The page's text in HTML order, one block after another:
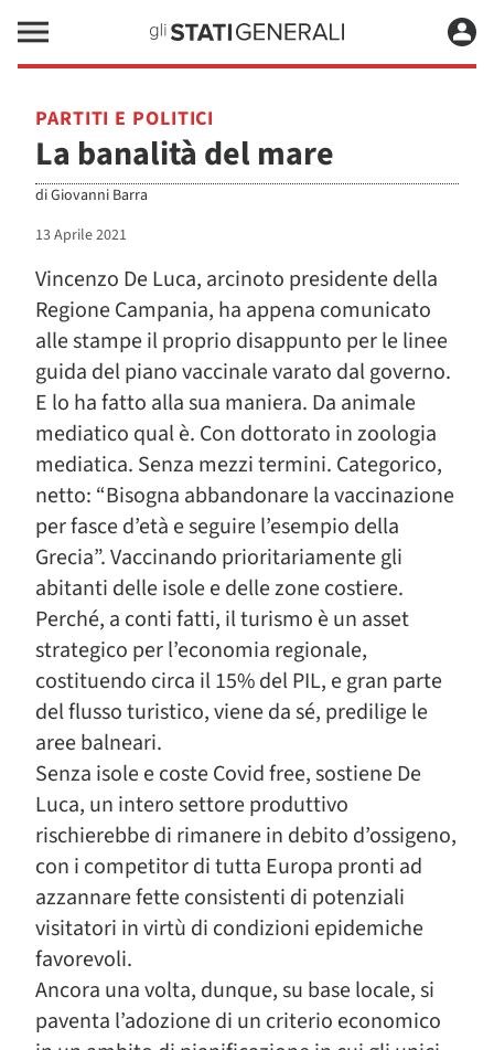
PARTITI E POLITICI
La banalità del mare
diGiovanni Barra
13 Aprile 2021
Vincenzo De Luca, arcinoto presidente della
Regione Campania, ha appena comunicato
alle stampe il proprio disappunto per le linee
guida del piano vaccinale varato dal governo.
E lo ha fatto alla sua maniera. Da animale
mediatico qual è. Con dottorato in zoologia
mediatica. Senza mezzi termini. Categorico,
netto: “Bisogna abbandonare la vaccinazione
per fasce d’età e seguire l’esempio della
Grecia”. Vaccinando prioritariamente gli
abitanti delle isole e delle zone costiere.
Perché, a conti fatti, il turismo è un asset
strategico per l’economia regionale,
costituendo circa il 15% del PIL, e gran parte
del flusso turistico, viene da sé, predilige le
aree balneari.
Senza isole e coste Covid free, sostiene De
Luca, un intero settore produttivo
rischierebbe di rimanere in debito d’ossigeno,
con i competitor di tutta Europa pronti ad
azzannare fette consistenti di potenziali
visitatori in virtù di condizioni epidemiche
favorevoli.
Ancora una volta, dunque, su base locale, si
paventa l’adozione di un criterio economico